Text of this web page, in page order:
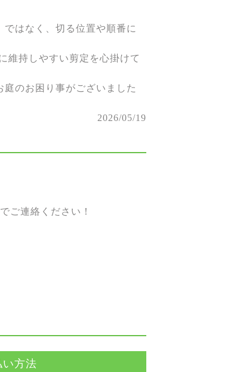
はなく、切る位置や順番に
維持しやすい剪定を心掛けて
のお困り事がございました
2026/05/19
ご連絡ください！
い方法